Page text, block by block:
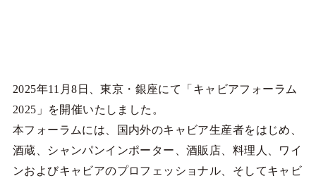
2025年11月8日、東京・銀座にて「キャビアフォーラム
2025」を開催いたしました。
本フォーラムには、国内外のキャビア生産者をはじめ、
酒蔵、シャンパンインポーター、酒販店、料理人、ワイ
ンおよびキャビアのプロフェッショナル、そしてキャビ